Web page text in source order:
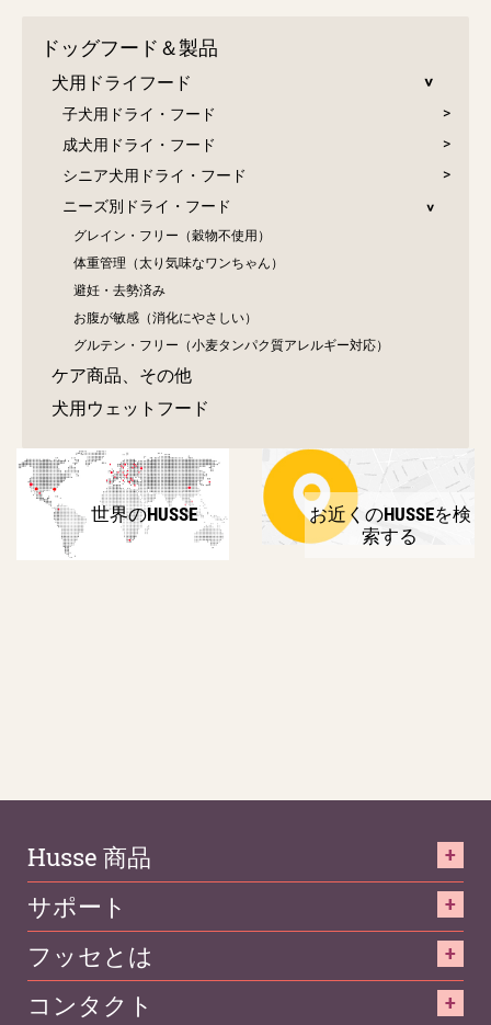
ドッグフード＆製品
犬用ドライフード
子犬用ドライ・フード
成犬用ドライ・フード
シニア犬用ドライ・フード
ニーズ別ドライ・フード
グレイン・フリー（穀物不使用）
体重管理（太り気味なワンちゃん）
避妊・去勢済み
お腹が敏感（消化にやさしい）
グルテン・フリー（小麦タンパク質アレルギー対応）
ケア商品、その他
犬用ウェットフード
世界のHUSSE
お近くのHUSSEを検
索する
Husse 商品
サポート
フッセとは
コンタクト